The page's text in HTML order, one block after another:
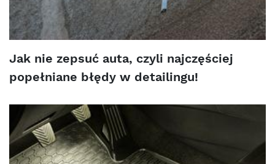
Jak nie zepsuć auta, czyli najczęściej
popełniane błędy w detailingu!